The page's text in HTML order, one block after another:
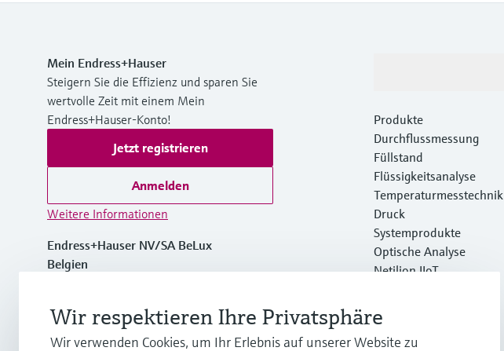
Mein Endress+Hauser
Steigern Sie die Effizienz und sparen Sie
wertvolle Zeit mit einem Mein
Endress+Hauser-Konto!
Jetzt registrieren
Anmelden
Weitere Informationen
Endress+Hauser NV/SA BeLux
Belgien
+32 (0)2 248 06 00
Produkte
Durchflussmessung
Füllstand
Flüssigkeitsanalyse
Temperaturmesstechnik
Druck
Systemprodukte
Optische Analyse
Netilion IIoT
Online Tools
Dienstleistungen
Wir respektieren Ihre Privatsphäre
Wir verwenden Cookies, um Ihr Erlebnis auf unserer Website zu